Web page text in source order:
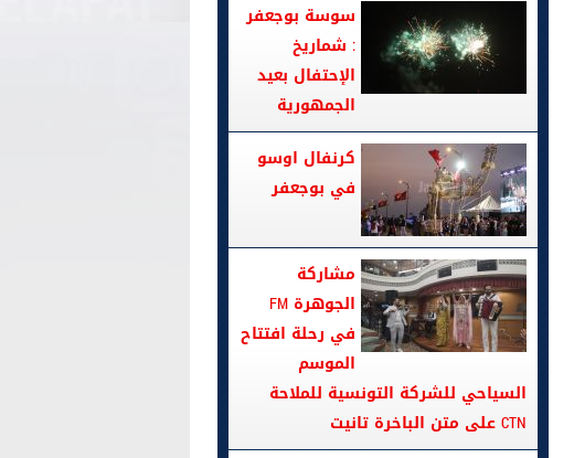
سوسة بوجعفر
: شماريخ
الإحتفال بعيد
الجمهورية
كرنفال اوسو
في بوجعفر
مشاركة
الجوهرة FM
في رحلة افتتاح
الموسم
السياحي للشركة التونسية للملاحة
CTN على متن الباخرة تانيت